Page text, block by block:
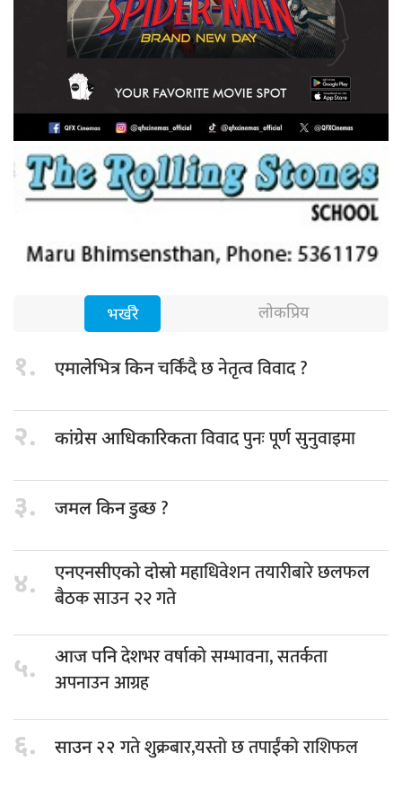
भर्खरै लोकप्रिय
१. एमालेभित्र किनचर्किंदै छ नेतृत्व विवाद ?
२. कांग्रेस आधिकारिकताविवाद पुनः पूर्ण सुनुवाइमा
३. जमल किनडुब्छ ?
४. एनएनसीएको दोस्रोमहाधिवेशन तयारीबारे छलफल
बैठक साउन २२ गते
५. आज पनिदेशभर वर्षाको सम्भावना, सतर्कता
अपनाउन आग्रह
६. साउन २२गते शुक्रबार,यस्तो छ तपाईंको राशिफल